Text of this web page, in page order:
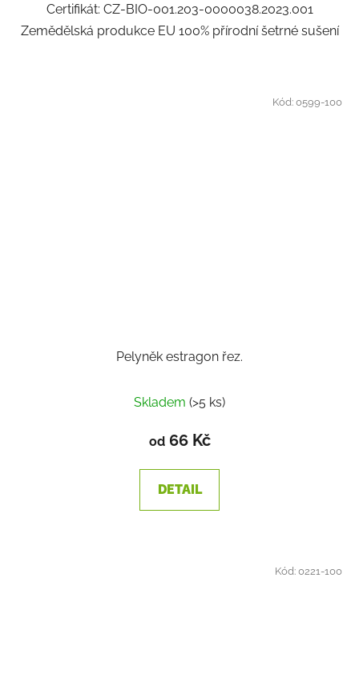
Certifikát: CZ-BIO-001.203-0000038.2023.001
Zemědělská produkce EU 100% přírodní šetrné sušení
Pelyněk estragon řez.
Skladem (>5 ks)
od66 Kč
DETAIL
Kód:0599-100
Kód:0221-100